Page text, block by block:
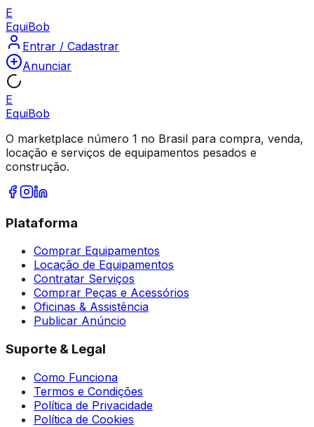
E
EquiBob
Entrar / Cadastrar
Anunciar
E
EquiBob
O marketplace número 1 no Brasil para compra, venda,
locação e serviços de equipamentos pesados e
construção.
Plataforma
Comprar Equipamentos
Locação de Equipamentos
Contratar Serviços
Comprar Peças e Acessórios
Oficinas & Assistência
Publicar Anúncio
Suporte & Legal
Como Funciona
Termos e Condições
Política de Privacidade
Política de Cookies